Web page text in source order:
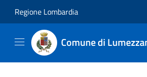
Regione Lombardia
Comune di